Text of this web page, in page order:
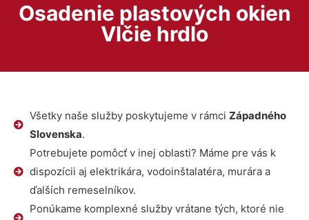
Osadenie plastových okien
Vlčie hrdlo
Všetky naše služby poskytujeme v rámci Západného
Slovenska.
Potrebujete pomôcť v inej oblasti? Máme pre vás k
dispozícii aj elektrikára, vodoinštalatéra, murára a
ďalších remeselníkov.
Ponúkame komplexné služby vrátane tých, ktoré nie